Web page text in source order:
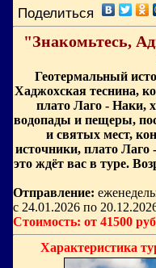
Поделиться
"Знакомьтесь,
Геотермальный
Хаджохская теснина,
плато Лаго - Наки,
водопады и пещеры,
и святых мест,
источники, плато
это ждёт вас в туре.
Отправление:
с 24.01.2026 по
Стоимость: от 41500
Характеристика